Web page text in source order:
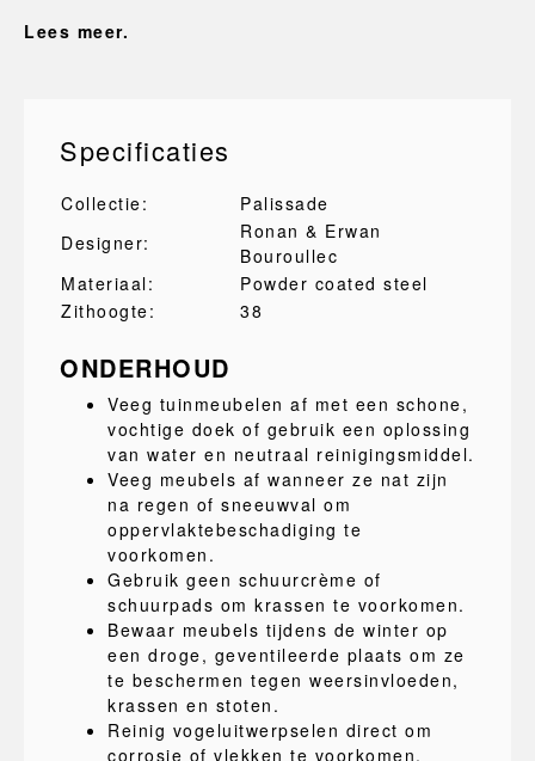
Lees meer.
Specificaties
Collectie:
Palissade
Designer:
Ronan & Erwan
Bouroullec
Materiaal:
Powder coated steel
Zithoogte:
38
ONDERHOUD
Veeg tuinmeubelen af met een schone,
vochtige doek of gebruik een oplossing
van water en neutraal reinigingsmiddel.
Veeg meubels af wanneer ze nat zijn
na regen of sneeuwval om
oppervlaktebeschadiging te
voorkomen.
Gebruik geen schuurcrème of
schuurpads om krassen te voorkomen.
Bewaar meubels tijdens de winter op
een droge, geventileerde plaats om ze
te beschermen tegen weersinvloeden,
krassen en stoten.
Reinig vogeluitwerpselen direct om
corrosie of vlekken te voorkomen.